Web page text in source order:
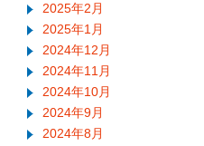
2025年2月
2025年1月
2024年12月
2024年11月
2024年10月
2024年9月
2024年8月